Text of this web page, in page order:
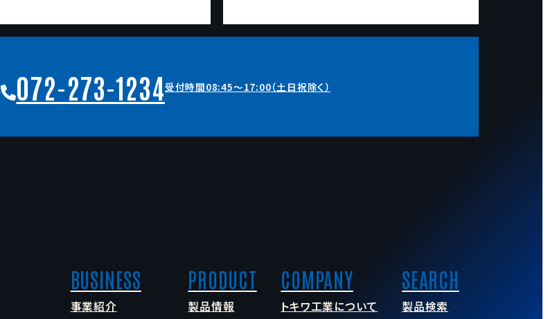
072-273-1234受付時間08:45～17:00（土日祝除く）
事業紹介 製品情報 製品検索
トキワ工業について